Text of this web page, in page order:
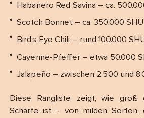
Habanero Red Savina – ca.
Scotch Bonnet – ca. 350.000 SHU
Bird’s Eye Chili – rund 100.000
Cayenne-Pfeffer – etwa 50.000
Jalapeño – zwischen 2.500 und
Diese Rangliste zeigt, wie groß
Schärfe ist – von milden Sorten,